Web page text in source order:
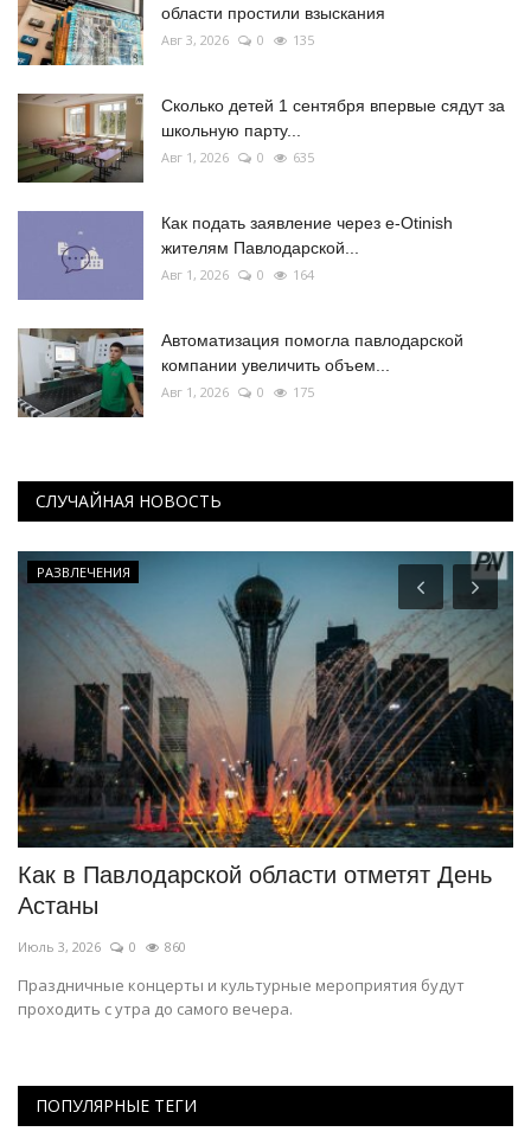
области простили взыскания
Авг 3, 2026 0 135
Сколько детей 1 сентября впервые сядут за
школьную парту...
Авг 1, 2026 0 635
Как подать заявление через e-Otinish
жителям Павлодарской...
Авг 1, 2026 0 164
Автоматизация помогла павлодарской
компании увеличить объем...
Авг 1, 2026 0 175
СЛУЧАЙНАЯ НОВОСТЬ
РАЗВЛЕЧЕНИЯ
Как в Павлодарской области отметят День
Астаны
Июль 3, 2026 0 860
Праздничные концерты и культурные мероприятия будут
проходить с утра до самого вечера.
ПОПУЛЯРНЫЕ ТЕГИ